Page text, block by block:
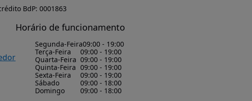
BdP: 0001863
Horário de funcionamento
Segunda-Feira09:00 - 19:00
Terça-Feira
09:00 - 19:00
Quarta-Feira 09:00 - 19:00
Quinta-Feira 09:00 - 19:00
Sexta-Feira
09:00 - 19:00
Sábado
09:00 - 18:00
Domingo
09:00 - 18:00